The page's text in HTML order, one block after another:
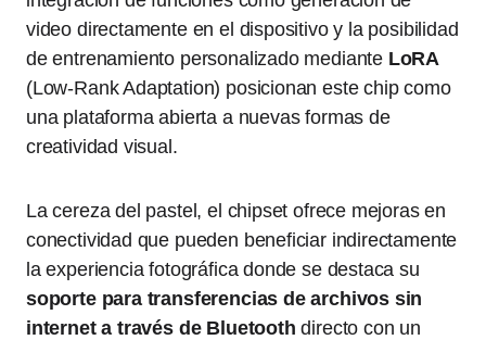
video directamente en el dispositivo y la posibilidad
de entrenamiento personalizado mediante LoRA
(Low-Rank Adaptation) posicionan este chip como
una plataforma abierta a nuevas formas de
creatividad visual.
La cereza del pastel, el chipset ofrece mejoras en
conectividad que pueden beneficiar indirectamente
la experiencia fotográfica donde se destaca su
soporte para transferencias de archivos sin
internet a través de Bluetooth directo con un